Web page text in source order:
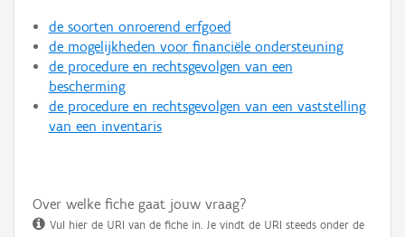
de soorten onroerend erfgoed
de mogelijkheden voor financiële ondersteuning
de procedure en rechtsgevolgen van een
bescherming
de procedure en rechtsgevolgen van een vaststelling
van een inventaris
Over welke fiche gaat jouw vraag?
Vul hier de URI van de fiche in. Je vindt de URI steeds onder de